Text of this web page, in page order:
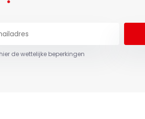
de wettelijke beperkingen